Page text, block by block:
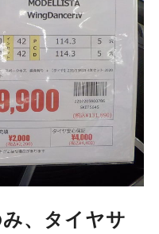
、タイヤサ